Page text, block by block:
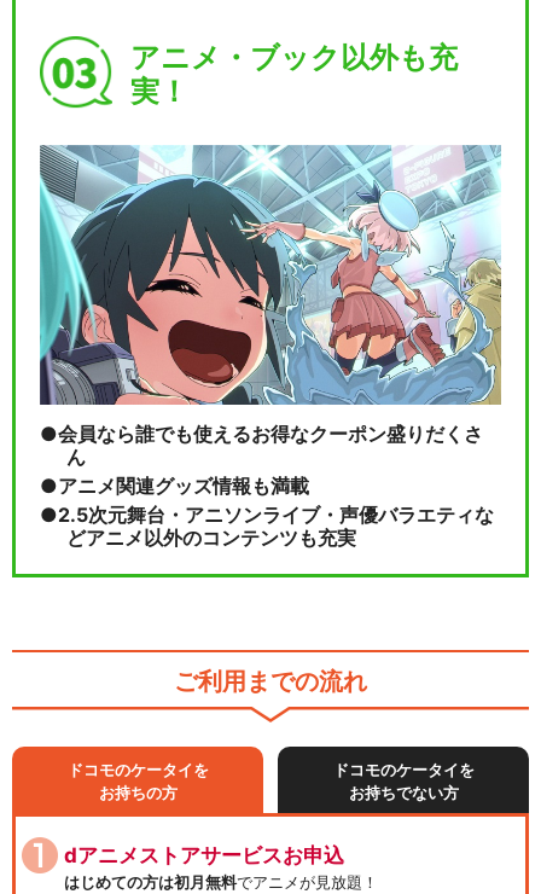
【男性マスター】Fate/Gran
d Orde…
閉じる
アニメ・ブック以外も充
実！
会員なら誰でも使えるお得なクーポン盛りだくさ
ん
アニメ関連グッズ情報も満載
2.5次元舞台・アニソンライブ・声優バラエティな
どアニメ以外のコンテンツも充実
ご利用までの流れ
ドコモのケータイを
お持ちの方
ドコモのケータイを
お持ちでない方
dアニメストアサービスお申込
はじめての方は初月無料でアニメが見放題！